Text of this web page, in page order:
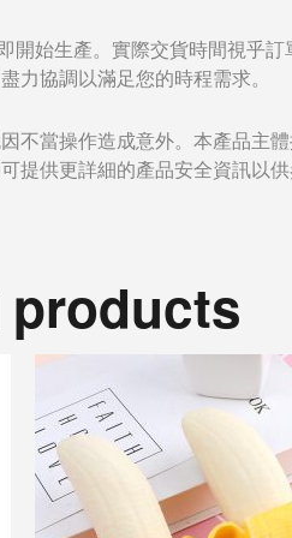
始生產。實際交貨時間視乎
力協調以滿足您的時程需求。
當操作造成意外。本產品主
提供更詳細的產品安全資訊以
products